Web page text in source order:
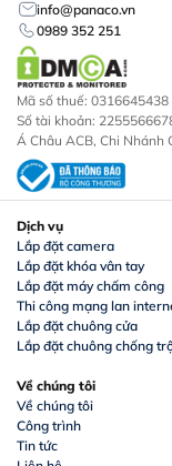
Về chúng tôi
Về chúng tôi
Công trình
Tin tức
Dịch vụ
Lắp đặt camera
Lắp đặt khóa vân tay
Lắp đặt máy chấm công
Thi công mạng lan
Lắp đặt chuông cửa
Lắp đặt chuông chống
info@panaco.vn
0989 352 251
Mã số thuế: 0316645438
Số tài khoản:
Á Châu ACB, Chi Nhánh